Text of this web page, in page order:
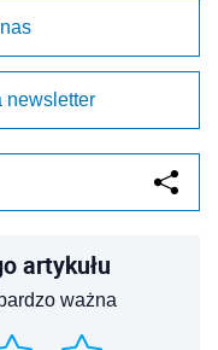
newsletter
artykułu
ważna